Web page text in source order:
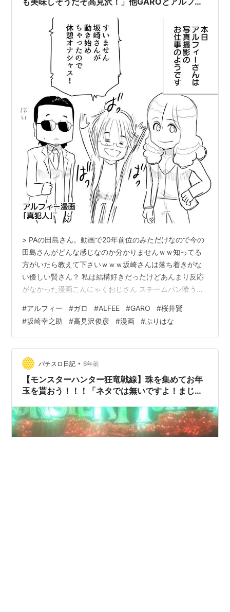
> PAの田島さん。動画で20年前位のみただけなので今の
田島さんがどんな感じなのか分かりませんｗｗ知ってる
方がいたら教えて下さいｗｗｗ坂崎さんは落ち着きがな
い優しい賢さん？ 私は結構好きだったけどあんまり反応
がなかった漫画こんにゃくおじさん スチームパン喰うｗ
は田島啓資（たじまけいすけ）さんデルタ音響株式会社
の社長さん。2003年のアルフィーのDVDではミキシング
コンソールエンジニアと紹介されていますね。第10回目
のカモンアルフィーで賢さんが話されていましたね。そ
の話によると…同い年でかなりの食通。各地の美味しい
お店や名物を知っている。楽屋…
#アルフィー #ガロ #ALFEE #GARO #桜井賢
#坂崎幸之助 #高見沢俊彦 #漫画 #ぷりはな
パチスロ日記 • 6年前
【モンスターハンター狂竜戦線】珠を集めてお年
玉を貰おう！！！「ネタでは無いですよ！まじめ